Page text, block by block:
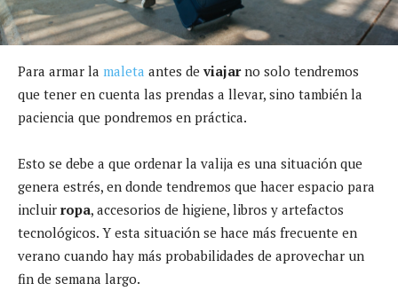
Para armar la maleta antes de viajarno solo tendremos
que tener en cuenta las prendas a llevar, sino también la
paciencia que pondremos en práctica.
Esto se debe a que ordenar la valija es una situación que
genera estrés, en donde tendremos que hacer espacio para
incluir ropa, accesorios de higiene, libros y artefactos
tecnológicos. Y esta situación se hace más frecuente en
verano cuando hay más probabilidades de aprovechar un
fin de semana largo.